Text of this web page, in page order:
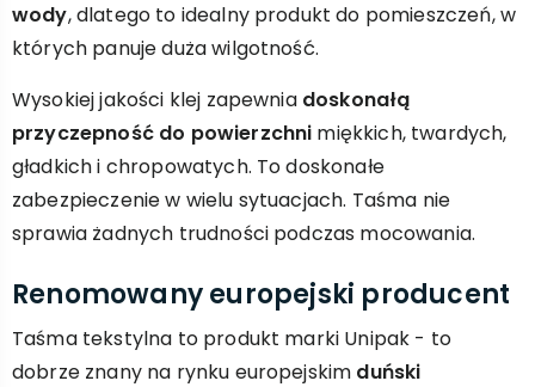
wody, dlatego to idealny produkt do pomieszczeń, w
których panuje duża wilgotność.
Wysokiej jakości klej zapewnia doskonałą
przyczepność do powierzchni miękkich, twardych,
gładkich i chropowatych. To doskonałe
zabezpieczenie w wielu sytuacjach. Taśma nie
sprawia żadnych trudności podczas mocowania.
Renomowany europejski producent
Taśma tekstylna to produkt marki Unipak - to
dobrze znany na rynku europejskim duński